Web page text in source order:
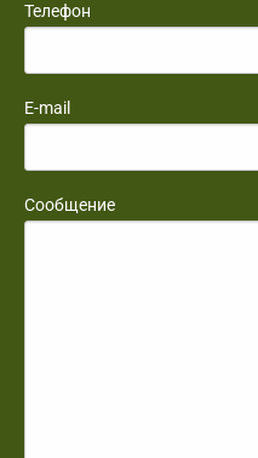
Телефон
E-mail
Сообщение